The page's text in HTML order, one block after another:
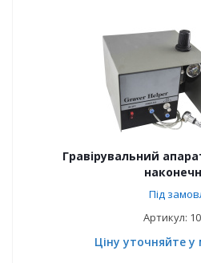
Гравірувальний
Під
Артикул:
Ціну уточняйте